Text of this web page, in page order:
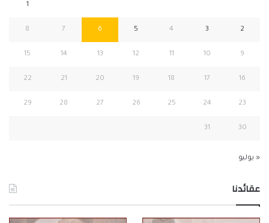
1
2
3
4
5
6
7
8
9
10
11
12
13
14
15
16
17
18
19
20
21
22
23
24
25
26
27
28
29
30
31
« يوليو
عقائدنا